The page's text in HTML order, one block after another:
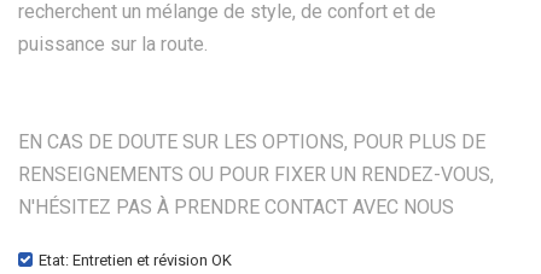
recherchent un mélange de style, de confort et de
puissance sur la route.
EN CAS DE DOUTE SUR LES OPTIONS, POUR PLUS DE
RENSEIGNEMENTS OU POUR FIXER UN RENDEZ-VOUS,
N'HÉSITEZ PAS À PRENDRE CONTACT AVEC NOUS
Etat: Entretien et révision OK